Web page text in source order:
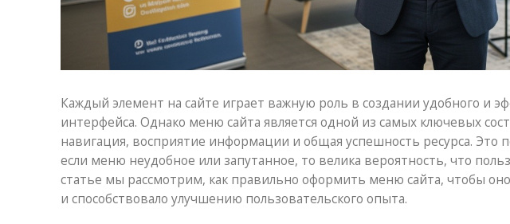
Каждый элемент на сайте играет важную роль в создании удобного и
интерфейса. Однако меню сайта является одной из самых ключевых
навигация, восприятие информации и общая успешность ресурса. Это
если меню неудобное или запутанное, то велика вероятность, что
статье мы рассмотрим, как правильно оформить меню сайта, чтобы
и способствовало улучшению пользовательского опыта.